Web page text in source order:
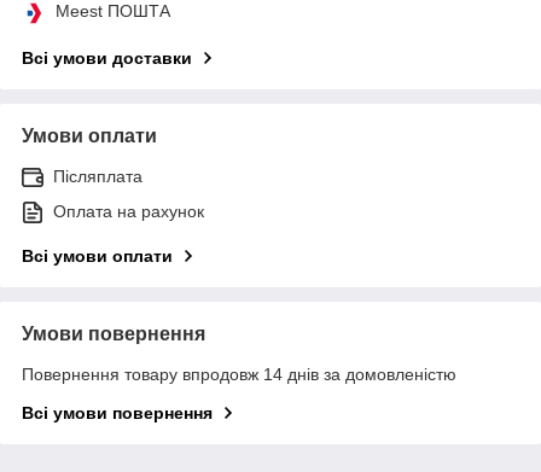
Meest ПОШТА
Всі умови доставки
Умови оплати
Післяплата
Оплата на рахунок
Всі умови оплати
Умови повернення
Повернення товару впродовж 14 днів за домовленістю
Всі умови повернення